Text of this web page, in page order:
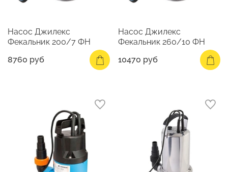
Насос Джилекс
Фекальник 200/7 ФН
8760 руб
Насос Джилекс
Фекальник 260/10 ФН
10470 руб